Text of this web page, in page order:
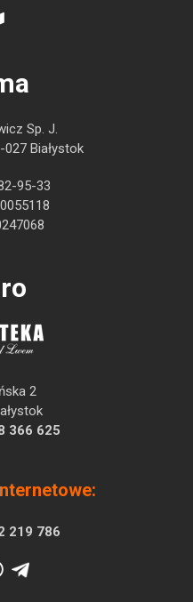
Sp. J.
Białystok
95-33
2
366 625
219 786